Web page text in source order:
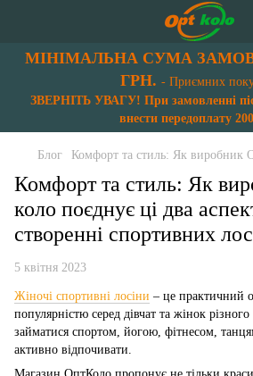
МІНІМАЛЬНА СУМА
ГРН. - Приємних
ЗВЕРНІТЬ УВАГУ! При замовленні
внести передоплату
Блог Комфорт та стиль: Як виробник
Комфорт та стиль: Як
коло поєднує ці два
створенні спортивних
5 квітня 2023
Жіночі спортивні лосіни – це практичний
популярністю серед дівчат та жінок
займатися спортом, йогою, фітнесом,
активно відпочивати.